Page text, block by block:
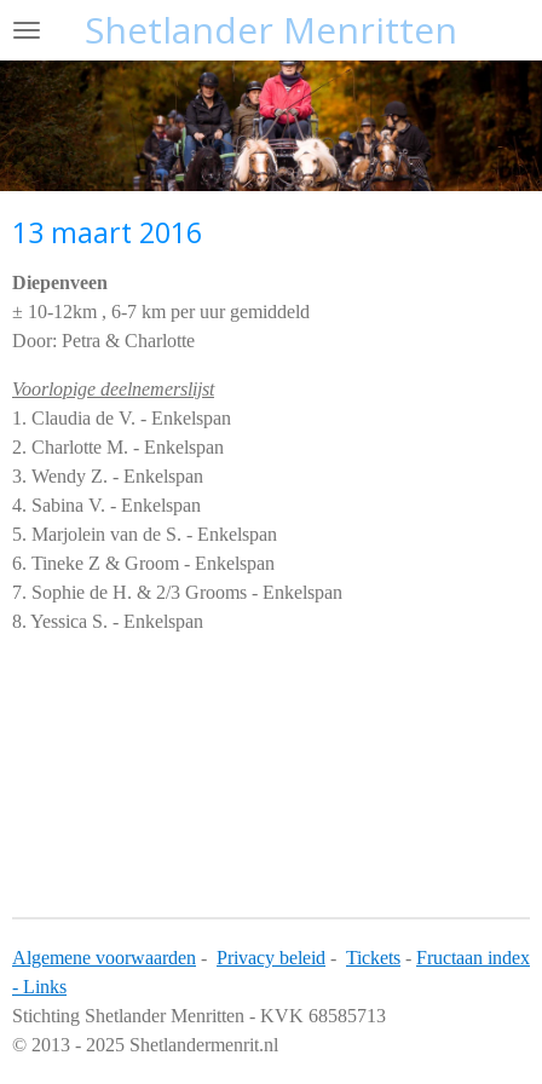
Ga
naar
de
hoofdinhoud
Shetlander Menritten
13 maart 2016
Diepenveen
± 10-12km , 6-7 km per uur gemiddeld
Door: Petra & Charlotte
Voorlopige deelnemerslijst
1. Claudia de V. - Enkelspan
2. Charlotte M. - Enkelspan
3. Wendy Z. - Enkelspan
4. Sabina V. - Enkelspan
5. Marjolein van de S. - Enkelspan
6. Tineke Z & Groom - Enkelspan
7. Sophie de H. & 2/3 Grooms - Enkelspan
8. Yessica S. - Enkelspan
Algemene voorwaarden - Privacy beleid - Tickets - Fructaan index
- Links
Stichting Shetlander Menritten - KVK 68585713
© 2013 - 2025 Shetlandermenrit.nl